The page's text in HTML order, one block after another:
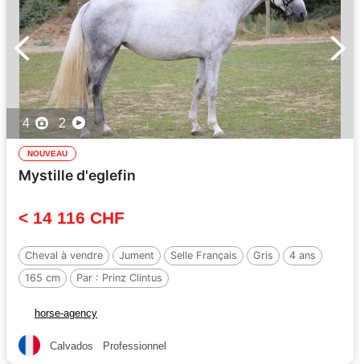
4 2
NOUVEAU
Mystille d'eglefin
< 14 116 CHF
Cheval à vendre Jument Selle Français Gris
4 ans
165 cm
Par : Prinz Clintus
horse-agency
Calvados Professionnel